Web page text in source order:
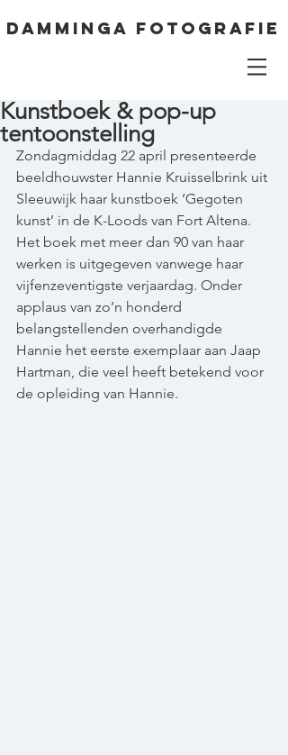
DAMMINGA FOTOGRAFIE
Kunstboek & pop-up
tentoonstelling
Zondagmiddag 22 april presenteerde
beeldhouwster Hannie Kruisselbrink uit
Sleeuwijk haar kunstboek ‘Gegoten
kunst’ in de K-Loods van Fort Altena.
Het boek met meer dan 90 van haar
werken is uitgegeven vanwege haar
vijfenzeventigste verjaardag. Onder
applaus van zo’n honderd
belangstellenden overhandigde
Hannie het eerste exemplaar aan Jaap
Hartman, die veel heeft betekend voor
de opleiding van Hannie.